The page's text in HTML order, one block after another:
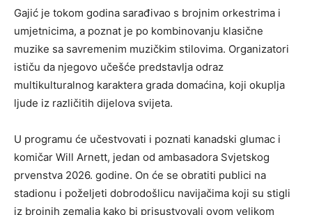
Gajić je tokom godina sarađivao s brojnim orkestrima i
umjetnicima, a poznat je po kombinovanju klasične
muzike sa savremenim muzičkim stilovima. Organizatori
ističu da njegovo učešće predstavlja odraz
multikulturalnog karaktera grada domaćina, koji okuplja
ljude iz različitih dijelova svijeta.
U programu će učestvovati i poznati kanadski glumac i
komičar Will Arnett, jedan od ambasadora Svjetskog
prvenstva 2026. godine. On će se obratiti publici na
stadionu i poželjeti dobrodošlicu navijačima koji su stigli
iz brojnih zemalja kako bi prisustvovali ovom velikom